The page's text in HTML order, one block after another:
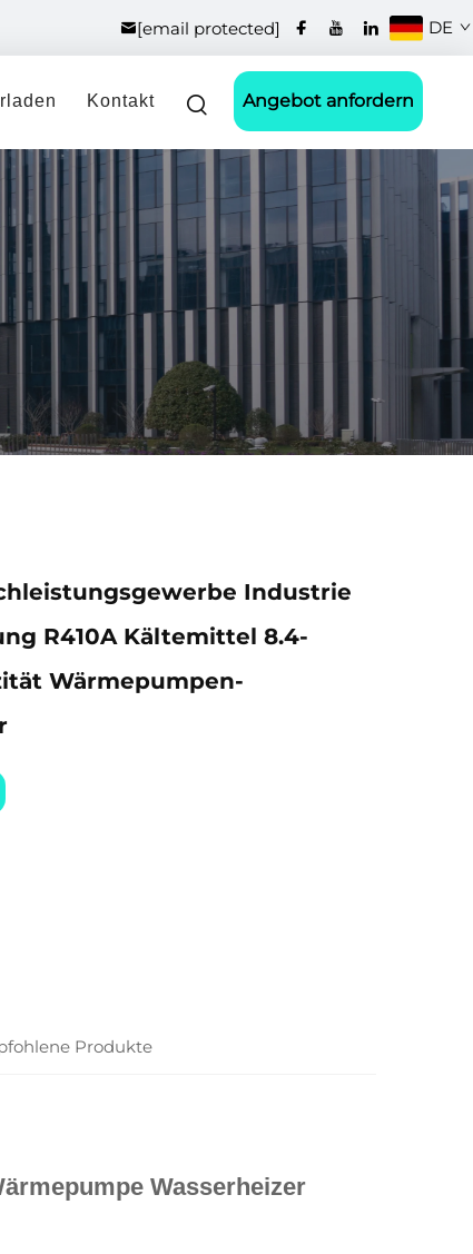
[email protected] DE
Kontakt Angebot anfordern
Industrie
R410A Kältemittel 8.4-
Wärmepumpen-
Produkte
Wasserheizer